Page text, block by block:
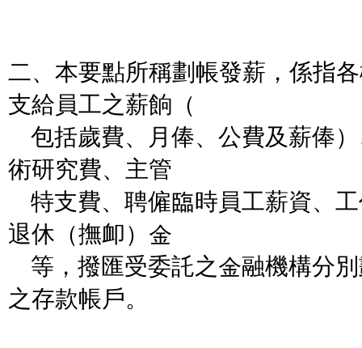
二、本要點所稱劃帳發薪，係指
支給員工之薪餉（
包括歲費、月俸、公費及薪俸
術研究費、主管
特支費、聘僱臨時員工薪資、
退休（撫卹）金
等，撥匯受委託之金融機構分
之存款帳戶。